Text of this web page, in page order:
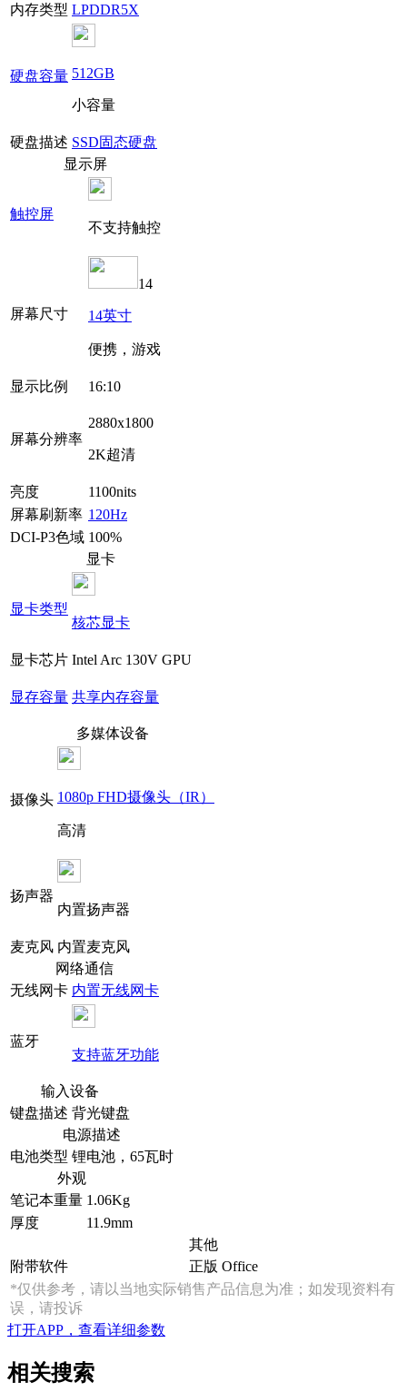
内存类型 LPDDR5X
硬盘容量 512GB
小容量
硬盘描述 SSD固态硬盘
显示屏
触控屏
不支持触控
屏幕尺寸
14
14英寸
便携，游戏
显示比例 16:10
屏幕分辨率
2880x1800
2K超清
亮度
1100nits
屏幕刷新率 120Hz
DCI-P3色域 100%
显卡
显卡类型
核芯显卡
显卡芯片 Intel Arc 130V GPU
显存容量 共享内存容量
多媒体设备
摄像头 1080p FHD摄像头（IR）
高清
扬声器
内置扬声器
麦克风 内置麦克风
网络通信
无线网卡 内置无线网卡
蓝牙
支持蓝牙功能
输入设备
键盘描述 背光键盘
电源描述
电池类型 锂电池，65瓦时
外观
笔记本重量 1.06Kg
厚度
11.9mm
其他
附带软件
正版 Office
*仅供参考，请以当地实际销售产品信息为准；如发现资料有
误，请投诉
打开APP，查看详细参数
相关搜索